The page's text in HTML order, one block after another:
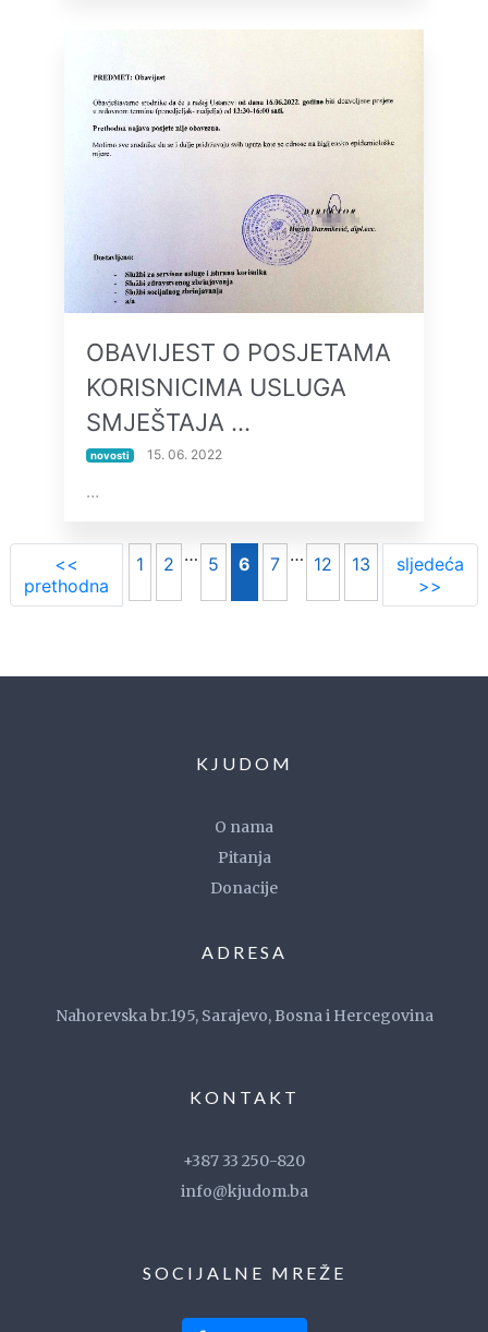
OBAVIJEST O POSJETAMA
KORISNICIMA USLUGA
SMJEŠTAJA …
novosti 15. 06. 2022
…
<<
prethodna
1 2 … 5 6 7 … 12 13
sljedeća
>>
KJUDOM
O nama
Pitanja
Donacije
ADRESA
Nahorevska br.195, Sarajevo, Bosna i Hercegovina
KONTAKT
+387 33 250-820
info@kjudom.ba
SOCIJALNE MREŽE